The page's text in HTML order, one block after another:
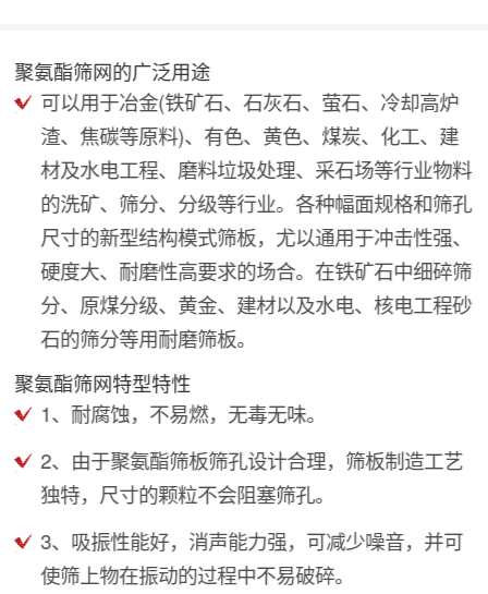
聚氨酯筛网的广泛用途
可以用于冶金(铁矿石、石灰石、萤石、冷却高炉
渣、焦碳等原料)、有色、黄色、煤炭、化工、建
材及水电工程、磨料垃圾处理、采石场等行业物料
的洗矿、筛分、分级等行业。各种幅面规格和筛孔
尺寸的新型结构模式筛板，尤以通用于冲击性强、
硬度大、耐磨性高要求的场合。在铁矿石中细碎筛
分、原煤分级、黄金、建材以及水电、核电工程砂
石的筛分等用耐磨筛板。
聚氨酯筛网特型特性
1、耐腐蚀，不易燃，无毒无味。
2、由于聚氨酯筛板筛孔设计合理，筛板制造工艺
独特，尺寸的颗粒不会阻塞筛孔。
3、吸振性能好，消声能力强，可减少噪音，并可
使筛上物在振动的过程中不易破碎。